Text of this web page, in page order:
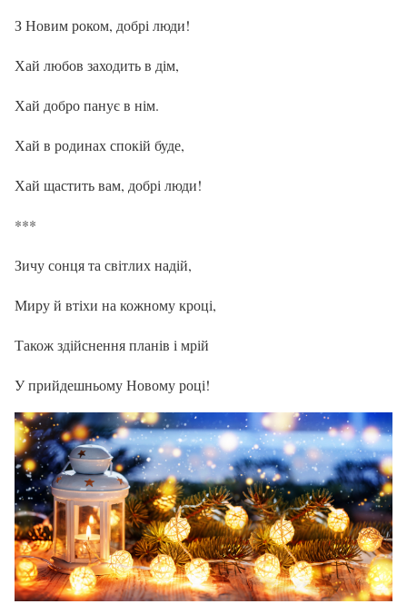
З Новим роком, добрі люди!
Хай любов заходить в дім,
Хай добро панує в нім.
Хай в родинах спокій буде,
Хай щастить вам, добрі люди!
***
Зичу сонця та світлих надій,
Миру й втіхи на кожному кроці,
Також здійснення планів і мрій
У прийдешньому Новому році!